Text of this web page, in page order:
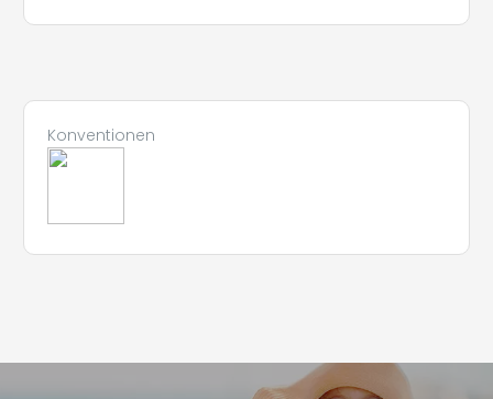
Konventionen